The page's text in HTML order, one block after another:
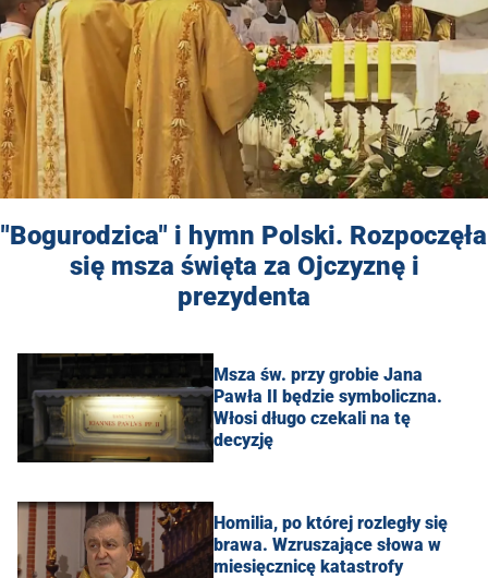
"Bogurodzica" i hymn Polski. Rozpoczęła
się msza święta za Ojczyznę i
prezydenta
Msza św. przy grobie Jana
Pawła II będzie symboliczna.
Włosi długo czekali na tę
decyzję
Homilia, po której rozległy się
brawa. Wzruszające słowa w
miesięcznicę katastrofy